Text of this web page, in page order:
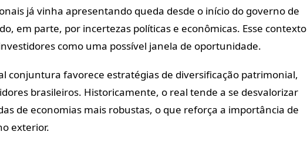
já vinha apresentando queda desde o início do governo de
em parte, por incertezas políticas e econômicas. Esse contexto
como uma possível janela de oportunidade.
conjuntura favorece estratégias de diversificação patrimonial,
brasileiros. Historicamente, o real tende a se desvalorizar
de economias mais robustas, o que reforça a importância de
exterior.